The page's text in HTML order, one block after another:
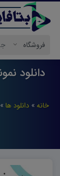
دانلود
خانه » دانلود ها »